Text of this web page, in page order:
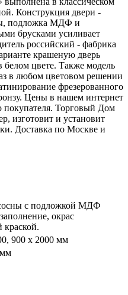
Конструкция двери -
подложка МДФ и
брусками усиливает
российский - фабрика
крашеную дверь
цвете. Также модель
в любом цветовом решении
фрезерованного
Цены в нашем интернет
покупателя. Торговый Дом
изготовит и установит
Доставка по Москве и
с подложкой МДФ
окрас
краской.
900 x 2000 мм